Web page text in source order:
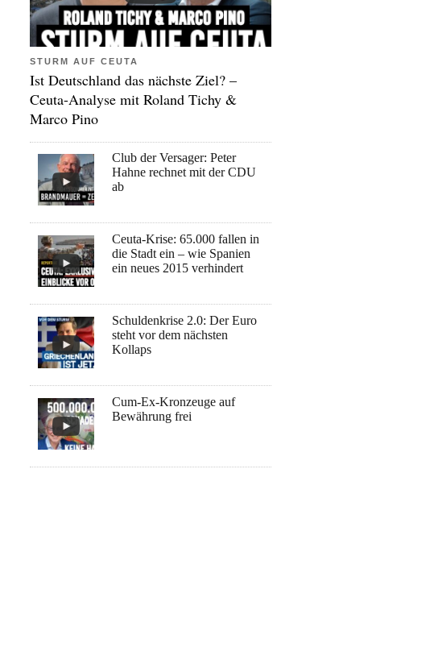
STURM AUF CEUTA
Ist Deutschland das nächste Ziel? –
Ceuta-Analyse mit Roland Tichy &
Marco Pino
Club der Versager: Peter
Hahne rechnet mit der CDU
ab
Ceuta-Krise: 65.000 fallen in
die Stadt ein – wie Spanien
ein neues 2015 verhindert
Schuldenkrise 2.0: Der Euro
steht vor dem nächsten
Kollaps
Cum-Ex-Kronzeuge auf
Bewährung frei